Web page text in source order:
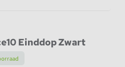
Einddop Zwart